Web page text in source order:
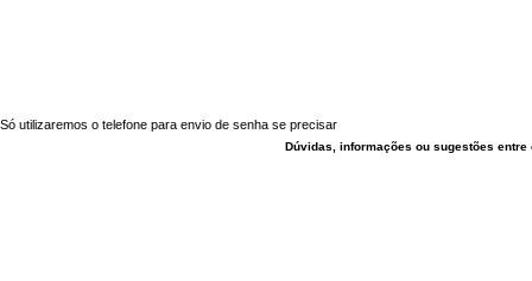
Só utilizaremos o telefone para envio de senha se precisar
Dúvidas, informações ou sugestões